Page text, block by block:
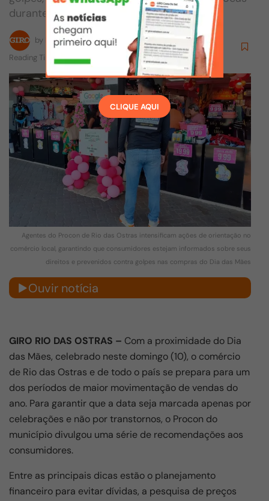
durante a data comemorativa
by Redação
09/05/2026
Reading Time: 1 mins read
Agentes do Procon de Rio das Ostras intensificam ações de orientação no
comércio local, garantindo que consumidores estejam informados sobre seus
direitos e prevenidos contra golpes nas compras do Dia das Mães
Ouvir notícia
GIRO RIO DAS OSTRAS – Com a proximidade do Dia
das Mães, celebrado neste domingo (10), o comércio
de Rio das Ostras e de todo o país se prepara para um
dos períodos de maior movimentação de vendas do
ano. Para garantir que a data seja marcada apenas por
celebrações e não por transtornos, o Procon do
município divulgou uma série de recomendações aos
consumidores.
Entre as principais dicas estão o planejamento
financeiro para evitar dívidas, a pesquisa de preços
CLIQUE AQUI